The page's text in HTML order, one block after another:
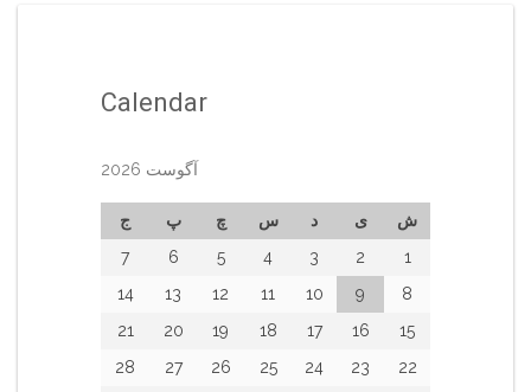
Calendar
آگوست 2026
ش ی د س چ پ
ج
1
2
3
4
5
6
7
8
9
10
11
12
13
14
15
16
17
18
19
20
21
22
23
24
25
26
27
28